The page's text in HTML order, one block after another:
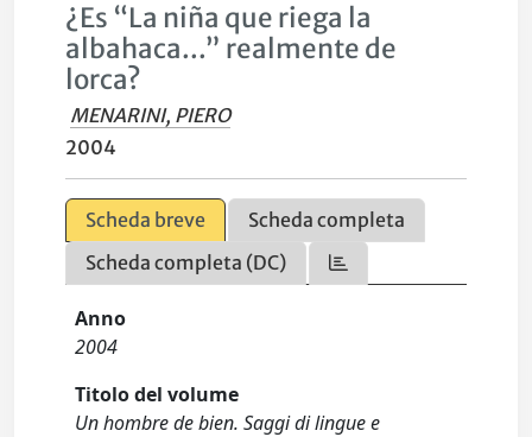
¿Es “La niña que riega la
albahaca...” realmente de
lorca?
MENARINI, PIERO
2004
Scheda breve
Scheda completa
Scheda completa (DC)
Anno
2004
Titolo del volume
Un hombre de bien. Saggi di lingue e